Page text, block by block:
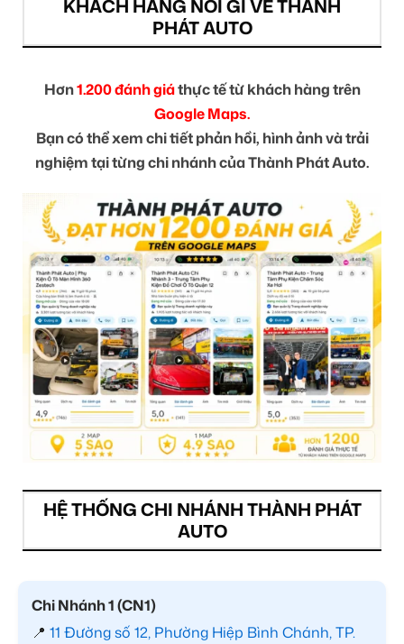
KHÁCH HÀNG NÓI GÌ VỀ THÀNH
PHÁT AUTO
Hơn1.200 đánh giáthực tế từ khách hàng trên
Google Maps.
Bạn có thể xem chi tiết phản hồi, hình ảnh và trải
nghiệm tại từng chi nhánh của Thành Phát Auto.
HỆ THỐNG CHI NHÁNH THÀNH PHÁT
AUTO
Chi Nhánh 1 (CN1)
📍 11 Đường số 12, Phường Hiệp Bình Chánh, TP.